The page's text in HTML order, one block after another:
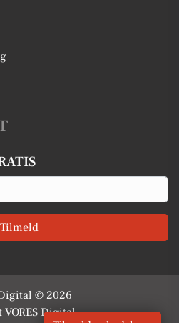
Tilmeld
© 2026
VORES Digital